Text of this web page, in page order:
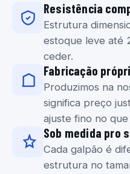
Resistência
Estrutura
estoque leve até
ceder.
Fabricação
Produzimos na
significa preço
ajuste fino no
Sob medida pro
Cada galpão é
estrutura no